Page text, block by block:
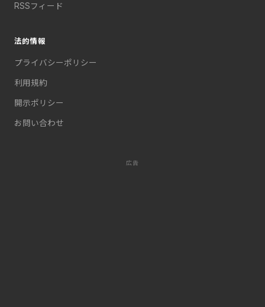
RSSフィード
法的情報
プライバシーポリシー
利用規約
開示ポリシー
お問い合わせ
広告